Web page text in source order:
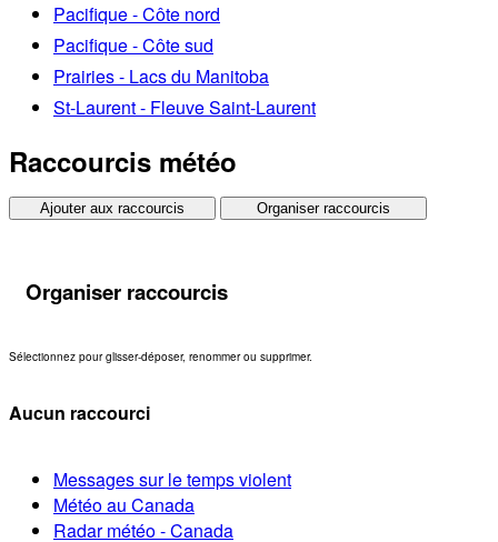
Pacifique - Côte nord
Pacifique - Côte sud
Prairies - Lacs du Manitoba
St-Laurent - Fleuve Saint-Laurent
Raccourcis météo
Ajouter aux raccourcis Organiser raccourcis
Organiser raccourcis
Sélectionnez pour glisser-déposer, renommer ou supprimer.
Aucun raccourci
Messages sur le temps violent
Météo au Canada
Radar météo - Canada